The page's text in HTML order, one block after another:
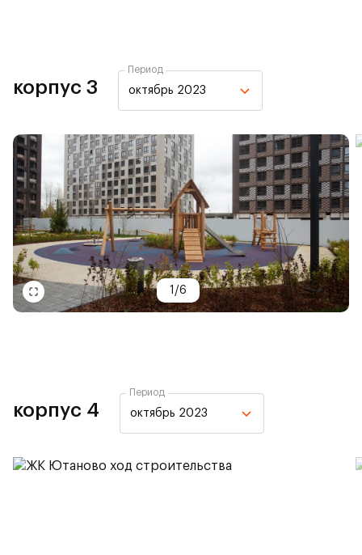
корпус 3
Период
октябрь 2023
1 /6
корпус 4
Период
октябрь 2023